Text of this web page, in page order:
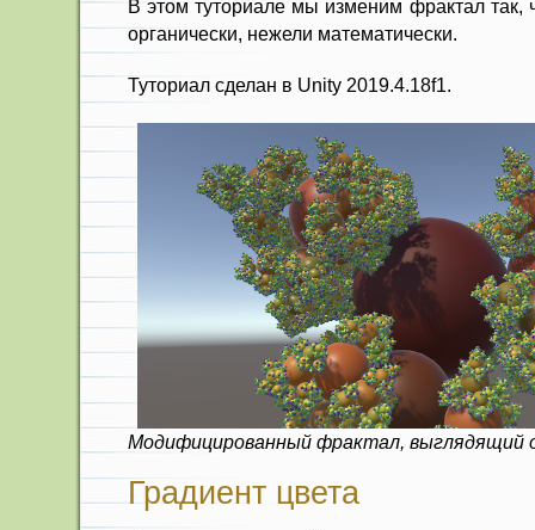
В этом туториале мы изменим фрактал так,
органически, нежели математически.
Туториал сделан в Unity 2019.4.18f1.
Модифицированный фрактал, выглядящий
Градиент цвета